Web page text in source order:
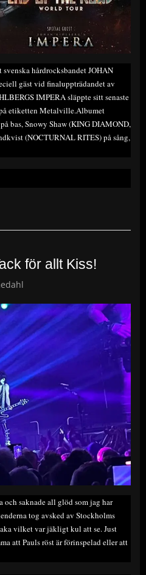
hårdrocksbandet JOHAN
gäst vid finaluppträdandet av
IMPERA släppte sitt senaste
etiketten Metalville.Albumet
bas, Snowy Shaw (KING DIAMOND,
(NOCTURNAL RITES) på sång,
för allt Kiss!
och saknade all glöd som jag har
tog avsked av Stockholms
vilket var jäkligt kul att se. Just
att Pauls röst är förinspelad eller att